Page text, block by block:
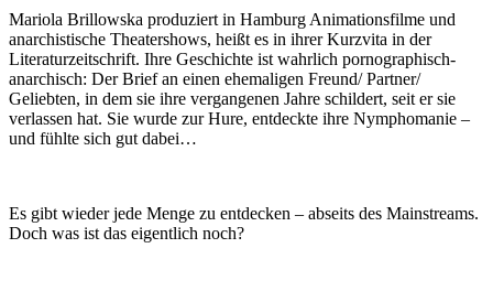
Mariola Brillowska produziert in Hamburg Animationsfilme und
anarchistische Theatershows, heißt es in ihrer Kurzvita in der
Literaturzeitschrift. Ihre Geschichte ist wahrlich pornographisch-
anarchisch: Der Brief an einen ehemaligen Freund/ Partner/
Geliebten, in dem sie ihre vergangenen Jahre schildert, seit er sie
verlassen hat. Sie wurde zur Hure, entdeckte ihre Nymphomanie –
und fühlte sich gut dabei…
Es gibt wieder jede Menge zu entdecken – abseits des Mainstreams.
Doch was ist das eigentlich noch?